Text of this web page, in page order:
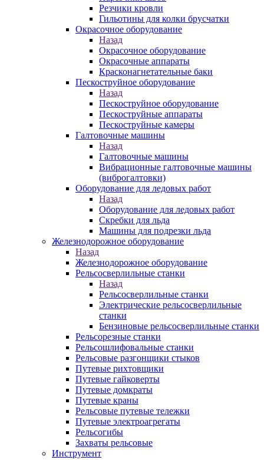
Резчики кровли
Гильотины для колки брусчатки
Окрасочное оборудование
Назад
Окрасочное оборудование
Окрасочные аппараты
Красконагнетательные баки
Пескоструйное оборудование
Назад
Пескоструйное оборудование
Пескоструйные аппараты
Пескоструйные камеры
Галтовочные машины
Назад
Галтовочные машины
Вибрационные галтовочные машины
(виброгалтовки)
Оборудование для ледовых работ
Назад
Оборудование для ледовых работ
Скребки для льда
Машины для подрезки льда
Железнодорожное оборудование
Назад
Железнодорожное оборудование
Рельсосверлильные станки
Назад
Рельсосверлильные станки
Электрические рельсосверлильные
станки
Бензиновые рельсосверлильные станки
Рельсорезные станки
Рельсошлифовальные станки
Рельсовые разгонщики стыков
Путевые рихтовщики
Путевые гайковерты
Путевые домкраты
Путевые краны
Рельсовые путевые тележки
Путевые электроагрегаты
Рельсогибы
Захваты рельсовые
Инструмент